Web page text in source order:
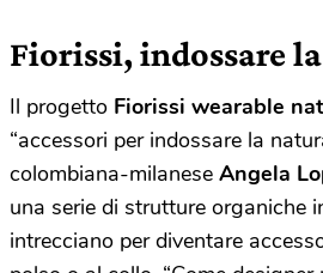
Fiorissi, indossare
Il progetto Fiorissi wearable
“accessori per indossare la
colombiana-milanese Angela
una serie di strutture organiche
intrecciano per diventare